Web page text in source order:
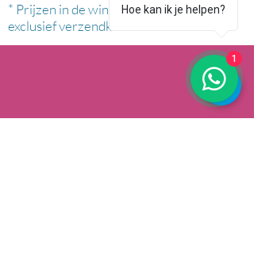
* Prijzen in de winkel zijn inclusief btw en
exclusief verzendkosten.
Hoe kan ik je helpen?
1